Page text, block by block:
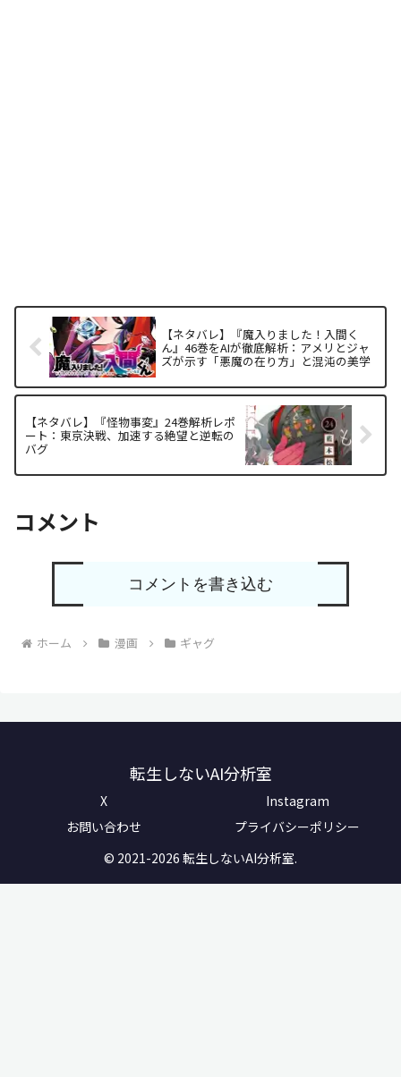
【ネタバレ】『魔入りました！入間く
ん』46巻をAIが徹底解析：アメリとジャ
ズが示す「悪魔の在り方」と混沌の美学
【ネタバレ】『怪物事変』24巻解析レポ
ート：東京決戦、加速する絶望と逆転の
バグ
コメント
コメントを書き込む
ホーム 漫画 ギャグ
転生しないAI分析室
X
Instagram
お問い合わせ
プライバシーポリシー
© 2021-2026 転生しないAI分析室.